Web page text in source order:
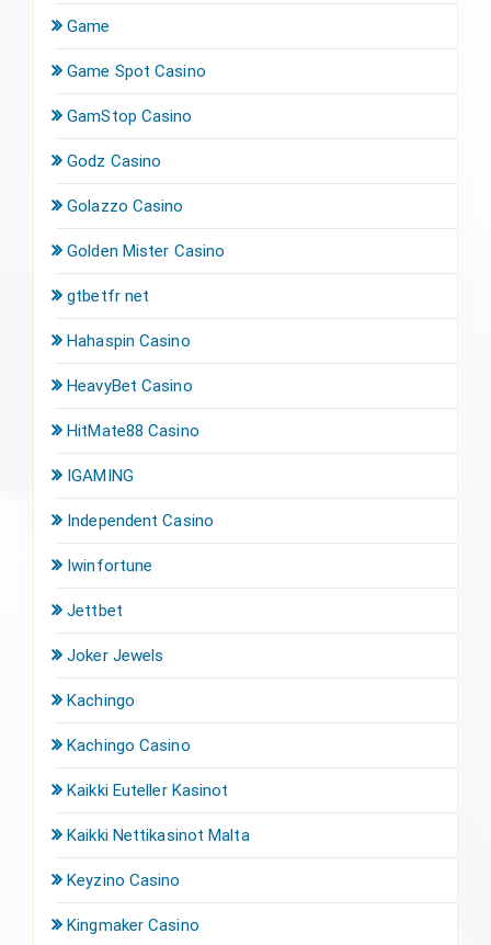
Game
Game Spot Casino
GamStop Casino
Godz Casino
Golazzo Casino
Golden Mister Casino
gtbetfr net
Hahaspin Casino
HeavyBet Casino
HitMate88 Casino
IGAMING
Independent Casino
Iwinfortune
Jettbet
Joker Jewels
Kachingo
Kachingo Casino
Kaikki Euteller Kasinot
Kaikki Nettikasinot Malta
Keyzino Casino
Kingmaker Casino